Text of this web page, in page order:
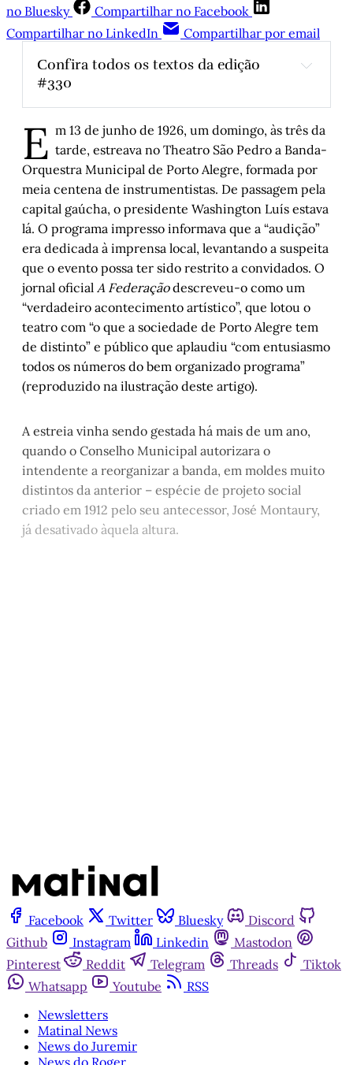
no Bluesky
Compartilhar no Facebook
Compartilhar no LinkedIn
Compartilhar por email
Confira todos os textos da edição
#330
Jamil Chade: “Casa é onde a gente vai com
as pessoas que a gente ama”
, por Roberto
Jardim
Copa numa hora dessas , por Roberto
As Copas do Simon, por Carlos Simon
Álbum de recordações, por Eduardo Brigidi
Os Guarani e seus mapas, por Artur
Barcelos
O rock gaúcho - Parte XI, por Arthur de
Faria
Meu paciente chamado Guaíba, por Enrique
Falceto de Barros
Terras raras: de patinhos feios a cisnes, por
José Roberto Iglesias
Marlon Pires Ramos
Na companhia de Cascudo, por José Botelho
1926 - A estreia da banda italiana de Otávio
Rocha, por Álvaro Santi
Cordel do Corte Raso — Capítulo 9, por
Gonçalo Ferraz
E m 13 de junho de 1926, um domingo, às três da
tarde, estreava no Theatro São Pedro a Banda-
Orquestra Municipal de Porto Alegre, formada por
meia centena de instrumentistas. De passagem pela
capital gaúcha, o presidente Washington Luís estava
lá. O programa impresso informava que a “audição”
era dedicada à imprensa local, levantando a suspeita
que o evento possa ter sido restrito a convidados. O
jornal oficial A Federaçãodescreveu-o como um
“verdadeiro acontecimento artístico”, que lotou o
teatro com “o que a sociedade de Porto Alegre tem
de distinto” e público que aplaudiu “com entusiasmo
todos os números do bem organizado programa”
(reproduzido na ilustração deste artigo).
A estreia vinha sendo gestada há mais de um ano,
quando o Conselho Municipal autorizara o
intendente a reorganizar a banda, em moldes muito
distintos da anterior – espécie de projeto social
criado em 1912 pelo seu antecessor, José Montaury,
já desativado àquela altura.
Facebook Twitter Bluesky
Discord
Github
Instagram Linkedin
Mastodon
Pinterest
Reddit Telegram Threads
Tiktok
Whatsapp
Youtube
RSS
Newsletters
Matinal News
News do Juremir